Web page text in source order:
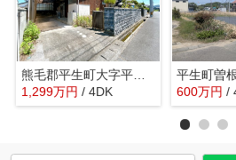
熊毛郡平生町大字平生村戸建
1,299万円 / 4DK
平生町曽
600万円 /